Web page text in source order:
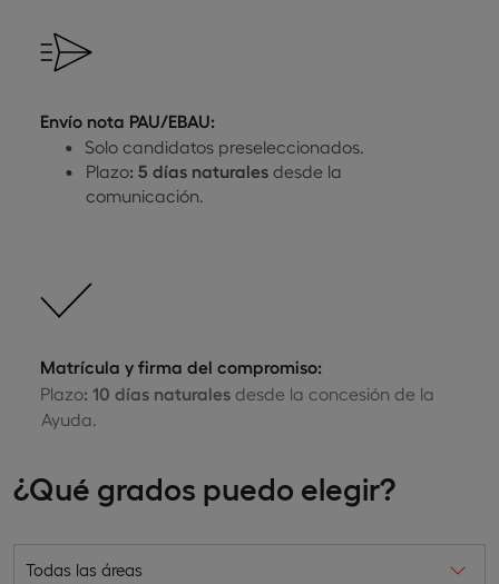
Envío nota PAU/EBAU:
Solo candidatos preseleccionados.
Plazo: 5 días naturalesdesde la
comunicación.
Matrícula y firma del compromiso:
Plazo: 10 días naturales desde la concesión de la
Ayuda.
¿Qué grados puedo elegir?
Todas las áreas